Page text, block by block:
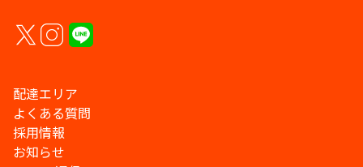
配達エリア
よくある質問
採用情報
お知らせ